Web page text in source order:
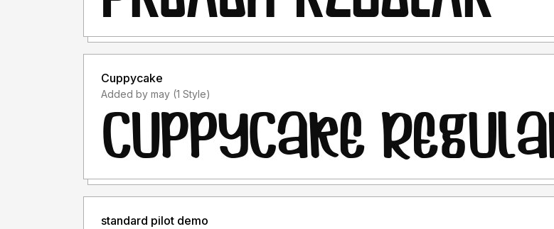
Informasi tentang Lisensi apa yang akan anda perlukan, silahkan menghubungi kami di :
Terima kasih.
Cuppycake
Added by may (1 Style)
standard pilot demo